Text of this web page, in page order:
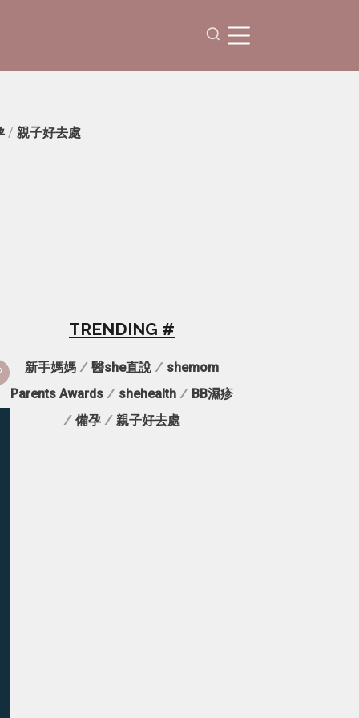
/ 親子好去處
TRENDING #
新手媽媽 / 醫she直說 / shemom
Parents Awards / shehealth / BB濕疹
/ 備孕 / 親子好去處